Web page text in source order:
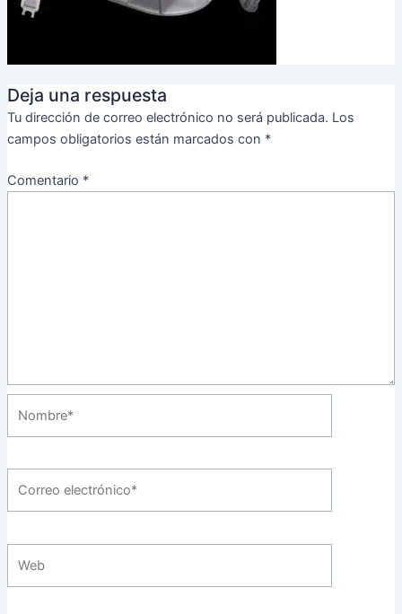
Deja una respuesta
Tu dirección de correo electrónico no será publicada. Los
campos obligatorios están marcados con *
Comentario *